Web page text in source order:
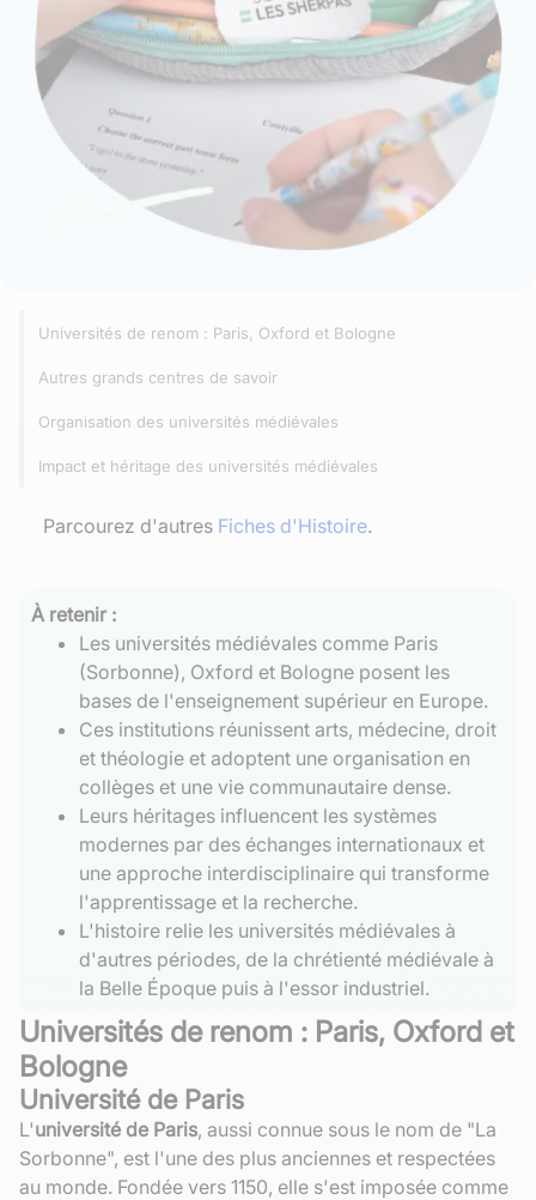
Universités de renom : Paris, Oxford et Bologne
Autres grands centres de savoir
Organisation des universités médiévales
Impact et héritage des universités médiévales
Parcourez d'autres Fiches d'Histoire.
À retenir :
Les universités médiévales comme Paris
(Sorbonne), Oxford et Bologne posent les
bases de l'enseignement supérieur en Europe.
Ces institutions réunissent arts, médecine, droit
et théologie et adoptent une organisation en
collèges et une vie communautaire dense.
Leurs héritages influencent les systèmes
modernes par des échanges internationaux et
une approche interdisciplinaire qui transforme
l'apprentissage et la recherche.
L'histoire relie les universités médiévales à
d'autres périodes, de la chrétienté médiévale à
la Belle Époque puis à l'essor industriel.
Universités de renom : Paris, Oxford et
Bologne
Université de Paris
L'université de Paris, aussi connue sous le nom de "La
Sorbonne", est l'une des plus anciennes et respectées
au monde. Fondée vers 1150, elle s'est imposée comme